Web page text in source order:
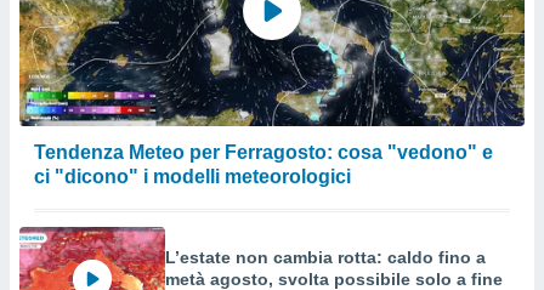
Tendenza Meteo per Ferragosto: cosa "vedono" e
ci "dicono" i modelli meteorologici
L’estate non cambia rotta: caldo fino a
metà agosto, svolta possibile solo a fine